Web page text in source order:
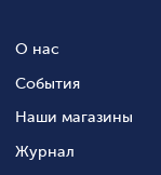
О нас
События
Наши магазины
Журнал